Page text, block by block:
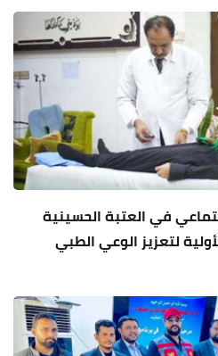
في العتبة الحسينية
لتعزيز الوعي الطبي